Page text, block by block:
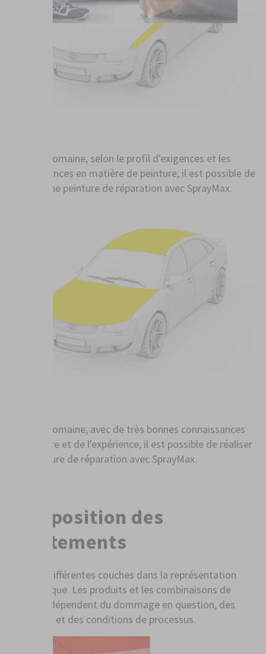
Dans ce domaine, selon le profil d'exigences et les
connaissances en matière de peinture, il est possible de
réaliser une peinture de réparation avec SprayMax.
Dans ce domaine, avec de très bonnes connaissances
en peinture et de l'expérience, il est possible de réaliser
une peinture de réparation avec SprayMax.
Composition des
revêtements
Voici les différentes couches dans la représentation
schématique. Les produits et les combinaisons de
produits dépendent du dommage en question, des
exigences et des conditions de processus.